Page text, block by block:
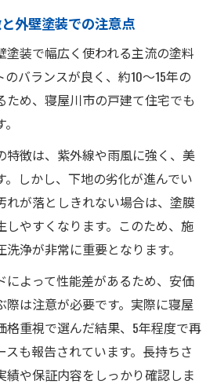
外壁塗装での注意点
塗装で幅広く使われる主流の塗料
バランスが良く、約10〜15年の
ため、寝屋川市の戸建て住宅でも
特徴は、紫外線や雨風に強く、美
しかし、下地の劣化が進んでい
れが落としきれない場合は、塗膜
しやすくなります。このため、施
浄が非常に重要となります。
によって性能差があるため、安価
際は注意が必要です。実際に寝屋
格重視で選んだ結果、5年程度で再
も報告されています。長持ちさ
績や保証内容をしっかり確認しま